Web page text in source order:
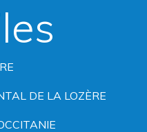
DE LA LOZÈRE